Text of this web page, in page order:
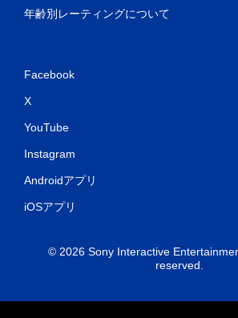
年齢別レーティングについて
Facebook
X
YouTube
Instagram
Androidアプリ
iOSアプリ
© 2026 Sony Interactive
reserved.